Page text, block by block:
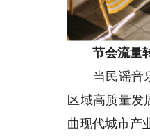
节会流量
当民谣音乐
区域高质量发
曲现代城市产